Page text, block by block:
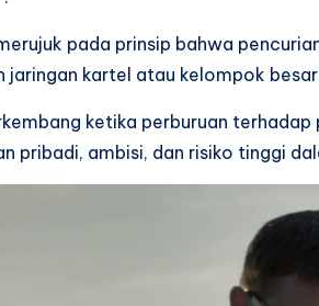
pada prinsip bahwa
jaringan kartel atau kelompok
ketika perburuan
pribadi, ambisi, dan risiko tinggi